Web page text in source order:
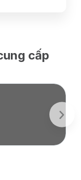
cấp